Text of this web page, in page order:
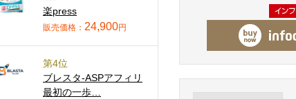
楽press
販売価格： 24,900円
第4位
ブレスタ-ASPアフィリ
最初の一歩…